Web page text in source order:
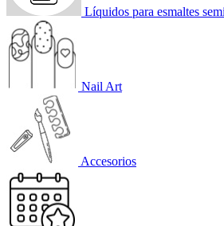
Líquidos para esmaltes
Nail Art
Accesorios